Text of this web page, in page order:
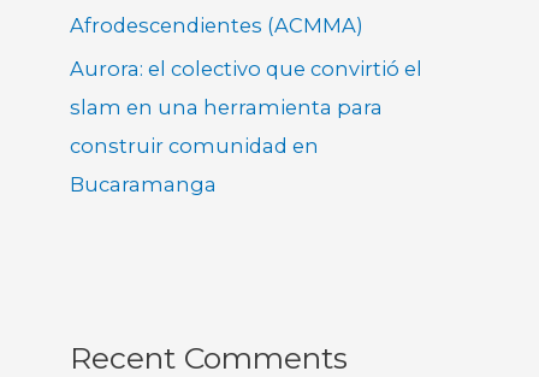
Afrodescendientes (ACMMA)
Aurora: el colectivo que convirtió el
slam en una herramienta para
construir comunidad en
Bucaramanga
Recent Comments